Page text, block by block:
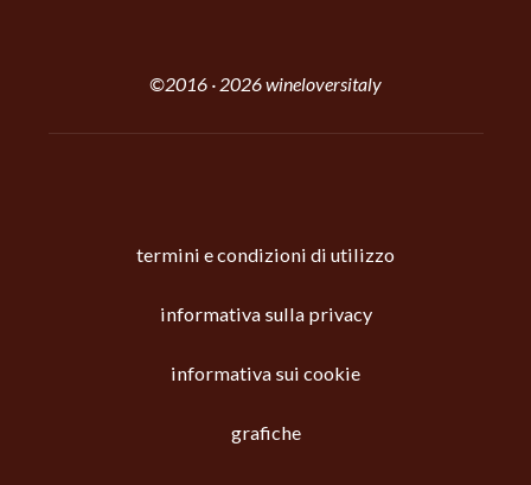
©2016 · 2026 wineloversitaly
termini e condizioni di utilizzo
informativa sulla privacy
informativa sui cookie
grafiche